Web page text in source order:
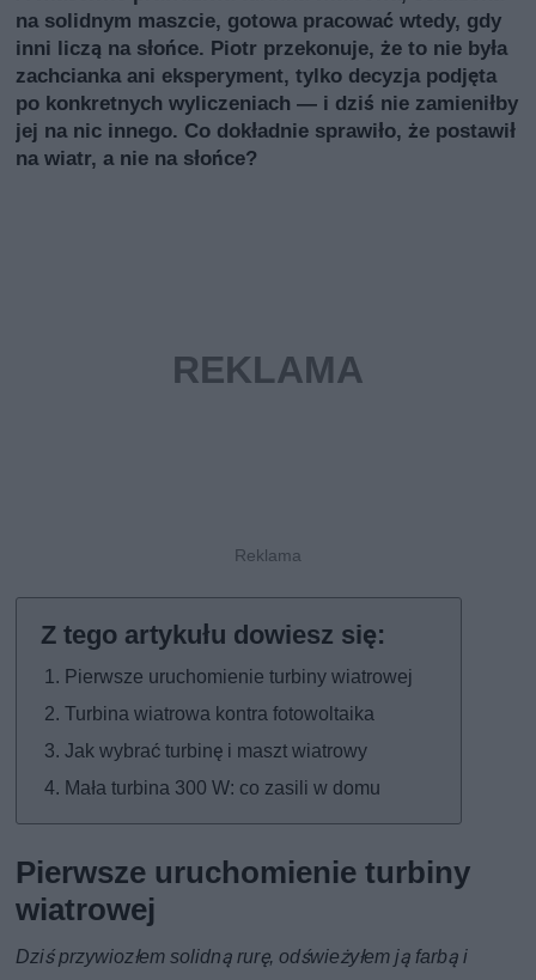
na solidnym maszcie, gotowa pracować wtedy, gdy
inni liczą na słońce. Piotr przekonuje, że to nie była
zachcianka ani eksperyment, tylko decyzja podjęta
po konkretnych wyliczeniach — i dziś nie zamieniłby
jej na nic innego. Co dokładnie sprawiło, że postawił
na wiatr, a nie na słońce?
Pierwsze uruchomienie turbiny wiatrowej
Turbina wiatrowa kontra fotowoltaika
Jak wybrać turbinę i maszt wiatrowy
Mała turbina 300 W: co zasili w domu
Pierwsze uruchomienie turbiny
wiatrowej
Dziś przywiozłem solidną rurę, odświeżyłem ją farbą i